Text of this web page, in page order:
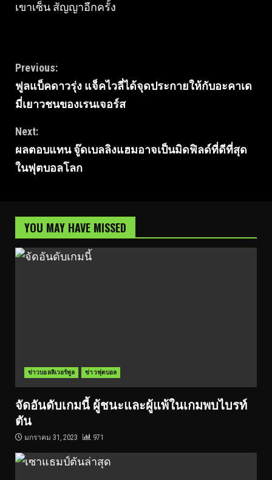
เขาเซ็น สัญญาอีกครั้ง
Continue
Reading
Previous:
ฟูลแบ็คดาวรุ่ง แจ็คไวลี่ได้จุดประกายให้กับอะคาเด
มี่เยาวชนของเรนเจอร์ส
Next:
ผลตอบแทน จู๊ดเบลลิงแฮมอาจเป็นมิดฟิลด์ที่ดีที่สุด
ในฟุตบอลโลก
YOU MAY HAVE MISSED
ข่าวบอลลิเวอร์พูล ข่าวฟุตบอล
จัดอันดับเกมนี้ ผู้ชนะและผู้แพ้ในเกมพบไบรท์
ตัน
มกราคม 31, 2023 971